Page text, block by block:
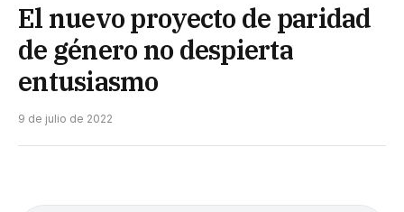
El nuevo proyecto de paridad
de género no despierta
entusiasmo
9 de julio de 2022